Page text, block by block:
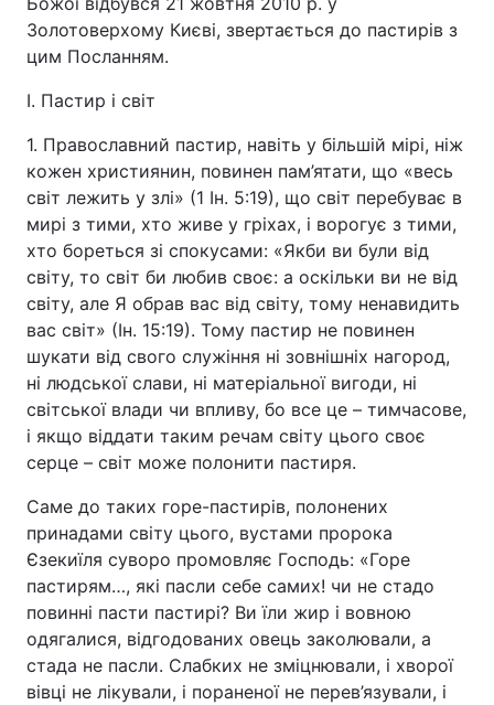
Золотоверхому Києві, звертається до пастирів з
цим Посланням.
І. Пастир і світ
1. Православний пастир, навіть у більшій мірі, ніж
кожен християнин, повинен пам’ятати, що «весь
світ лежить у злі» (1 Ін. 5:19), що світ перебуває в
мирі з тими, хто живе у гріхах, і ворогує з тими,
хто бореться зі спокусами: «Якби ви були від
світу, то світ би любив своє: а оскільки ви не від
світу, але Я обрав вас від світу, тому ненавидить
вас світ» (Ін. 15:19). Тому пастир не повинен
шукати від свого служіння ні зовнішніх нагород,
ні людської слави, ні матеріальної вигоди, ні
світської влади чи впливу, бо все це – тимчасове,
і якщо віддати таким речам світу цього своє
серце – світ може полонити пастиря.
Саме до таких горе-пастирів, полонених
принадами світу цього, вустами пророка
Єзекиїля суворо промовляє Господь: «Горе
пастирям…, які пасли себе самих! чи не стадо
повинні пасти пастирі? Ви їли жир і вовною
одягалися, відгодованих овець заколювали, а
стада не пасли. Слабких не зміцнювали, і хворої
вівці не лікували, і пораненої не перев’язували, і